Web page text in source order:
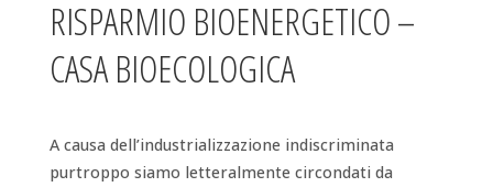
RISPARMIO BIOENERGETICO –
CASA BIOECOLOGICA
A causa dell’industrializzazione indiscriminata
purtroppo siamo letteralmente circondati da